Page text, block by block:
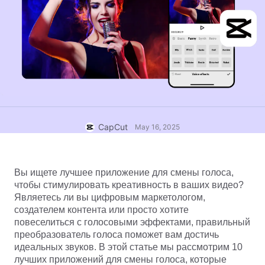
Текст и звук
Автоматические субтитры
Шаблоны субтитров
Распознавание речи
Текст в речь
Улучшение голоса
Подавление шума
Изображения
Маркетинг
Образ жизни и видеоблоги
Индивидуальный дизайн
Информационные ресурсы
Тренды рынка
Лучшее
Тенденции и советы по использованию шаблонов
Еще
Шаблоны для отраслей
Шаблоны для итогов
Центр доверия
Справочный центр
Открыть CapCut
CapCut May 16, 2025
Вы ищете лучшее приложение для смены голоса,
чтобы стимулировать креативность в ваших видео?
Являетесь ли вы цифровым маркетологом,
создателем контента или просто хотите
повеселиться с голосовыми эффектами, правильный
преобразователь голоса поможет вам достичь
идеальных звуков. В этой статье мы рассмотрим 10
лучших приложений для смены голоса, которые